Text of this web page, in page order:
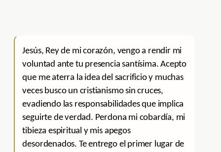
Jesús, Rey de mi corazón, vengo a rendir mi
voluntad ante tu presencia santísima. Acepto
que me aterra la idea del sacrificio y muchas
veces busco un cristianismo sin cruces,
evadiendo las responsabilidades que implica
seguirte de verdad. Perdona mi cobardía, mi
tibieza espiritual y mis apegos
desordenados. Te entrego el primer lugar de